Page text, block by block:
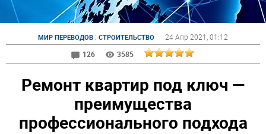
МИР ПЕРЕВОДОВ : СТРОИТЕЛЬСТВО 24 Апр 2021 , 01:12
126
3585
Ремонт квартир под ключ —
преимущества
профессионального подхода